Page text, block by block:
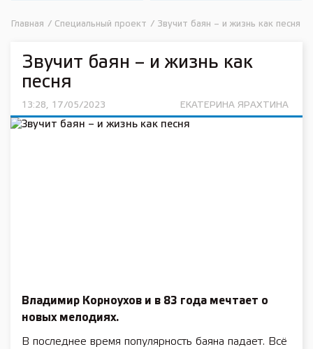
Главная / Специальный проект / Звучит баян – и жизнь как песня
Звучит баян – и жизнь как
песня
13:28, 17/05/2023 ЕКАТЕРИНА ЯРАХТИНА
Владимир Корноухов и в 83 года мечтает о
новых мелодиях.
В последнее время популярность баяна падает. Всё